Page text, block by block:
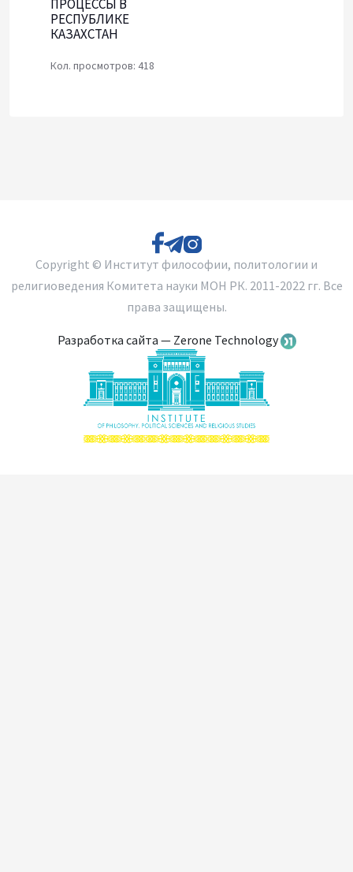
ПРОЦЕССЫ В
РЕСПУБЛИКЕ
КАЗАХСТАН
Кол. просмотров: 418
Copyright © Институт философии, политологии и
религиоведения Комитета науки МОН РК. 2011-2022 гг. Все
права защищены.
Разработка сайта — Zerone Technology